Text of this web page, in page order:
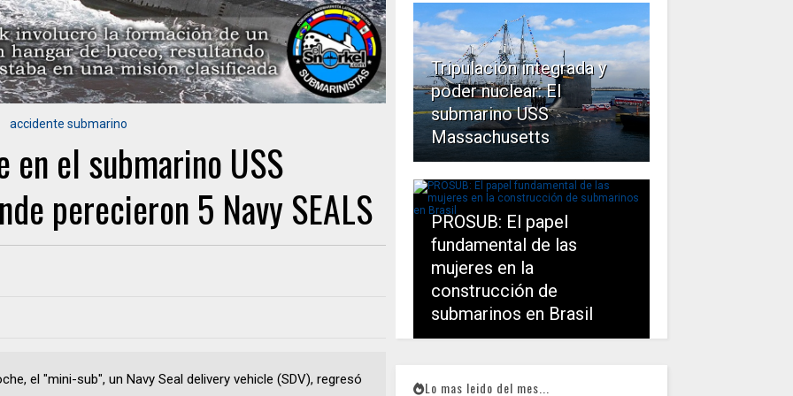
accidente submarino
el submarino USS
perecieron 5 Navy SEALS
el "mini-sub", un Navy Seal delivery vehicle (SDV), regresó
Tripulación integrada y
poder nuclear: El
submarino USS
Massachusetts
PROSUB: El papel
fundamental de las
mujeres en la
construcción de
submarinos en Brasil
Lo mas leido del mes...